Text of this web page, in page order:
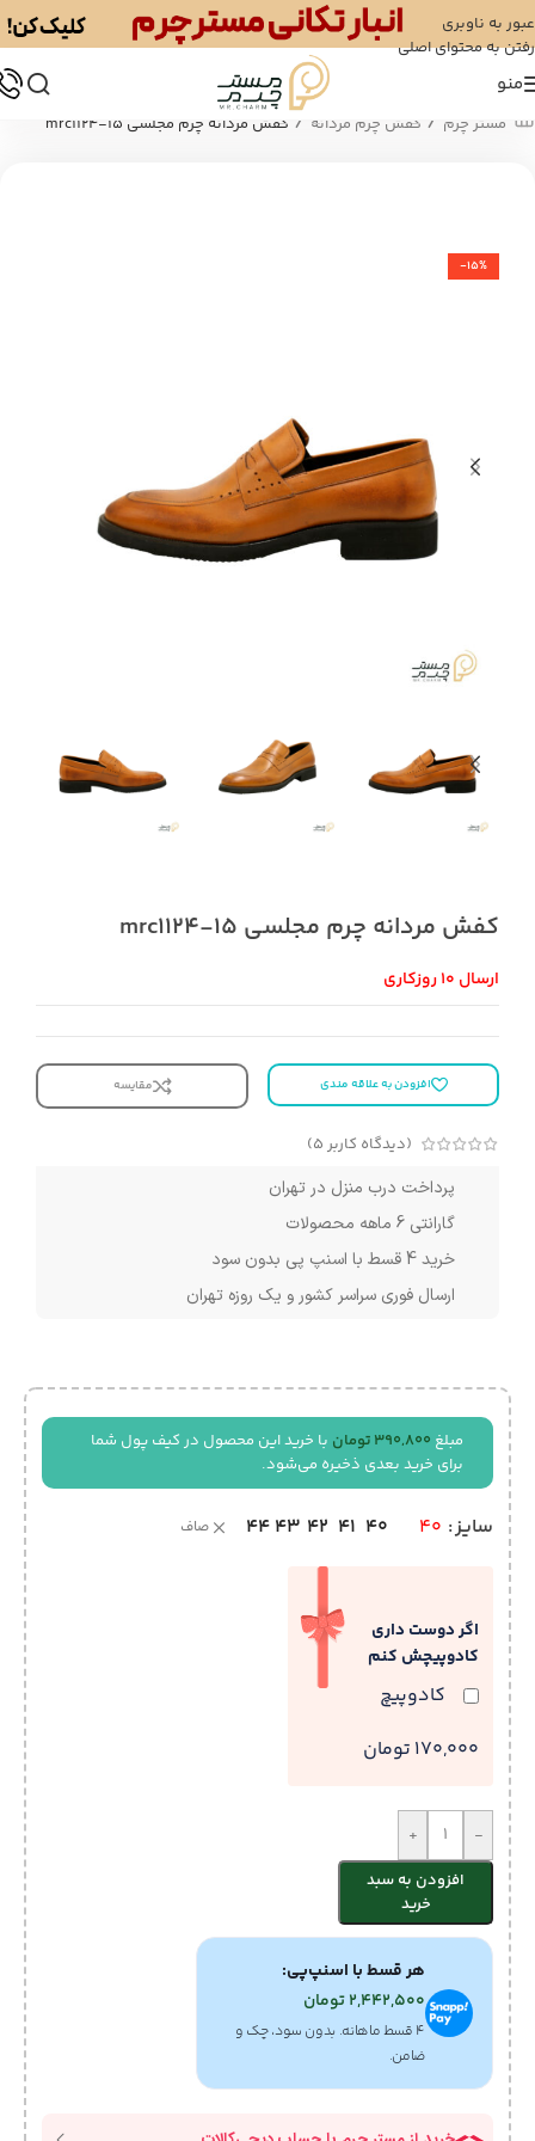
عبور به ناوبری
رفتن به محتوای اصلی
منو
مستر چرم / کفش چرم مردانه / کفش مردانه چرم مجلسی mrc1124-15
-15%
کفش مردانه چرم مجلسی mrc1124-15
ارسال 10 روزکاری
افزودن به علاقه مندی مقایسه
(دیدگاه کاربر 5
)
پرداخت درب منزل در تهران
گارانتی 6 ماهه محصولات
خرید 4 قسط با اسنپ پی بدون سود
ارسال فوری سراسر کشور و یک روزه تهران
مبلغ 390,800 تومان با خرید این محصول در کیف پول شما
برای خرید بعدی ذخیره می‌شود.
سایز 40
40
41
42
43
44 صاف
اگر دوست داری
کادوپیچش کنم
کادوپیچ
170,000 تومان
-
+
افزودن به سبد
خرید
هر قسط با اسنپ‌پی:
2,442,500تومان
۴ قسط ماهانه. بدون سود، چک و
ضامن.